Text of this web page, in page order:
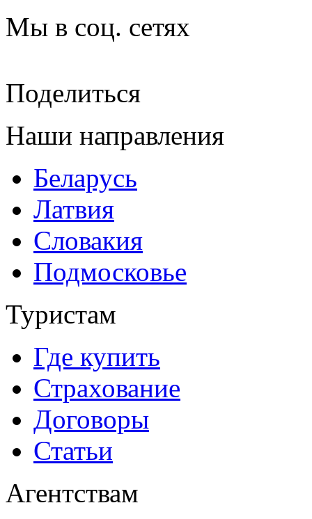
Мы в соц. сетях
Поделиться
Наши направления
Беларусь
Латвия
Словакия
Подмосковье
Туристам
Где купить
Страхование
Договоры
Статьи
Агентствам